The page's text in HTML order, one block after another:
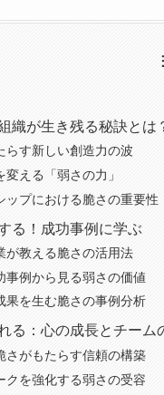
織が生き残る秘訣とは
らす新しい創造力の波
変える「弱さの力」
ップにおける脆さの重要性
る！成功事例に学ぶ
が教える脆さの活用法
事例から見る弱さの価値
果を生む脆さの事例分析
る：心の成長とチーム
さがもたらす信頼の構築
クを強化する弱さの受容